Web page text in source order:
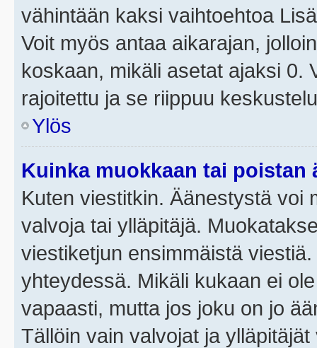
vähintään kaksi vaihtoehtoa
Voit myös antaa aikarajan,
koskaan, mikäli asetat ajaksi 0.
rajoitettu ja se riippuu
Ylös
Kuinka muokkaan tai poistan
Kuten viestitkin. Äänestystä voi
valvoja tai ylläpitäjä.
viestiketjun ensimmäistä
yhteydessä. Mikäli kukaan ei
vapaasti, mutta jos joku on jo
Tällöin vain valvojat ja